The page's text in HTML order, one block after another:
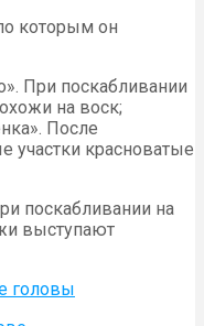
которым он
При поскабливании
на воск;
После
участки красноватые
поскабливании на
выступают